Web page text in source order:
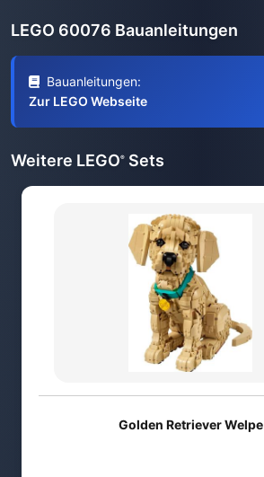
LEGO 60076 Bauanleitungen
Bauanleitungen:
Zur LEGO Webseite
Weitere LEGO® Sets
Golden Retriever Welpe